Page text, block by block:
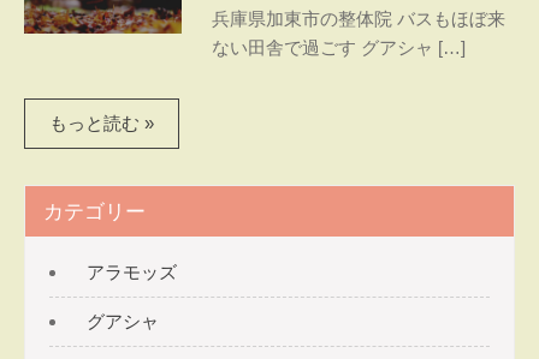
整体
院～
兵庫県加東市の整体院 バスもほぼ来
ない田舎で過ごす グアシャ […]
もっと読む »
カテゴリー
アラモッズ
グアシャ